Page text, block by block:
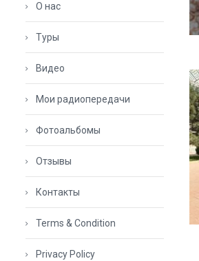
О нас
Туры
Видео
Мои радиопередачи
Фотоальбомы
Отзывы
Контакты
Terms & Condition
Privacy Policy